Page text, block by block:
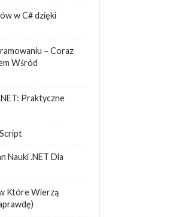
w C# dzięki
– Coraz
Wśród
Praktyczne
Nauki .NET Dla
Które Wierzą